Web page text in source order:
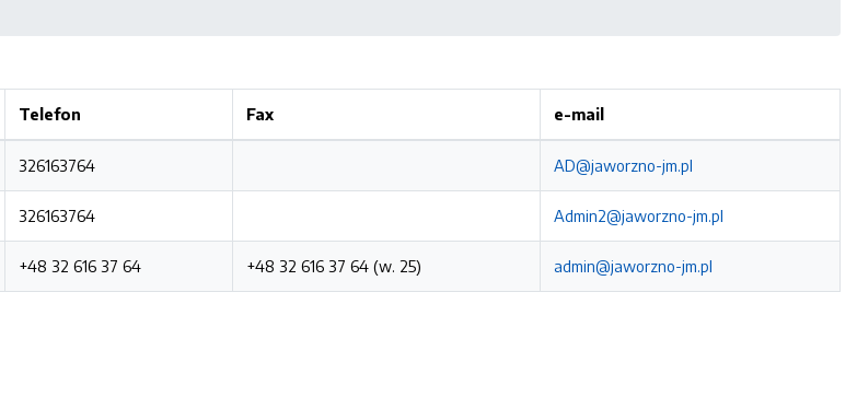
Telefon Fax e-mail
326163764 AD@jaworzno-jm.pl
326163764 Admin2@jaworzno-jm.pl
+48 32 616 37 64 +48 32 616 37 64 (w. 25) admin@jaworzno-jm.pl